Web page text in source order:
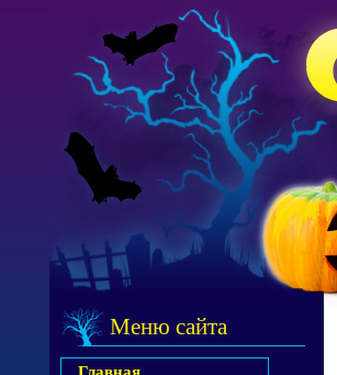
Меню сайта